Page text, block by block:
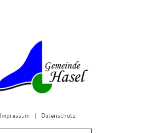
Impressum | Datenschutz